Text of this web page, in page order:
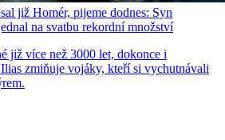
již Homér, pijeme dodnes: Syn
na svatbu rekordní množství
již více než 3000 let, dokonce i
zmiňuje vojáky, kteří si vychutnávali